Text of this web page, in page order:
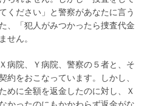
ください」と警察があなたに言う
、「犯人がみつかったら捜査代金
せん。
病院、Ｙ病院、警察の５者と、そ
約をおこなっています。しかし、
めに全額を返金したのに対し、Ｘ